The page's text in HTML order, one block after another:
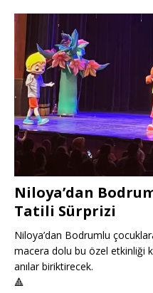
Niloya’dan
Tatili Sürprizi
Niloya’dan Bodrumlu
macera dolu bu özel etkinliği
anılar biriktirecek.
🔺